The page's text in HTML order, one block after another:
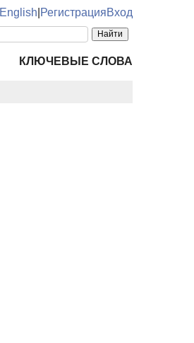
English РегистрацияВход
КЛЮЧЕВЫЕ СЛОВА